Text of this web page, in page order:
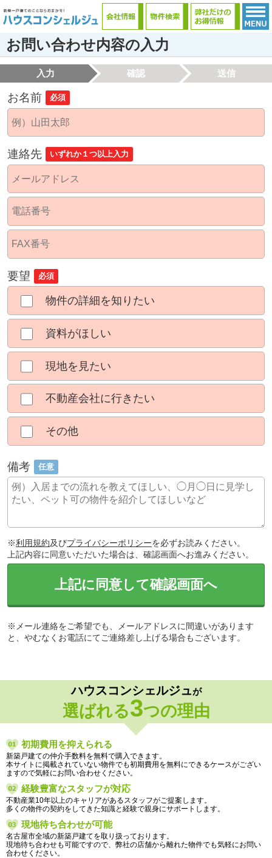
お問い合わせ内容の入力
入力 確認 送信
お名前 必須
連絡先 いずれか１つ以上入力
要望 必須
物件の詳細を知りたい
資料がほしい
現地を見たい
不動産会社に行きたい
その他
備考 任意
※利用規約及びプライバシーポリシーを必ずお読みください。
上記内容に同意いただいた場合は、確認画面へお進みください。
上記に同意して確認画面へ
※メール連絡をご希望でも、メールアドレスに間違いがあります
と、やむなくお電話にてご連絡差し上げる場合もございます。
ハウスコンシェルジュが
選ばれる3つの理由
初期費用を抑えられる
新築戸建ての仲介手数料を無料で購入できます。
本サイトに掲載されていない物件でも初期費用を無料にできるケースがござい
ますので気軽にお問い合わせください。
経験豊富なスタッフが対応
不動産業10年以上のキャリアがあるスタッフがご提案します。
多くの物件の契約をしてきた知識と経験で親身にサポートします。
現地待ち合わせが可能
名古屋市全域の新築戸建てを取り扱っております。
現地待ち合わせも可能ですので、弊社の店舗から離れた物件でも気軽にお問い
合わせください。